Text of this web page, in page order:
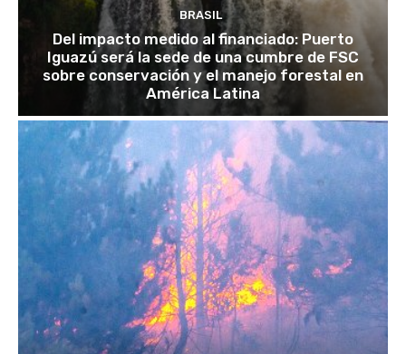
BRASIL
Del impacto medido al financiado: Puerto
Iguazú será la sede de una cumbre de FSC
sobre conservación y el manejo forestal en
América Latina